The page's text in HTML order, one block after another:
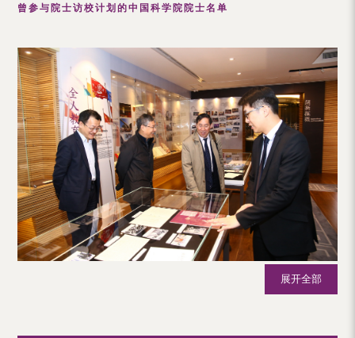
（内
地
及
地
区）
曾参与院士访校计划的中国科学院院士名单
展开全部